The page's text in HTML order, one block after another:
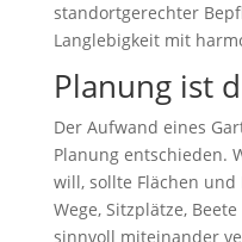
standortgerechter
Langlebigkeit mit
Planung ist
Der Aufwand eines
Planung entschieden.
will, sollte Flächen
Wege, Sitzplätze,
sinnvoll miteinander